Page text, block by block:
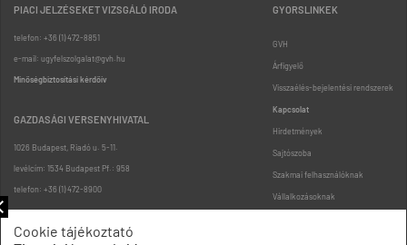
PIACI JELZÉSEKET VIZSGÁLÓ IRODA
telefon: +36 (1) 472-8851
e-mail: ugyfelszolgalat@gvh.hu
Minőségbiztosítási kérdőív
GAZDASÁGI VERSENYHIVATAL
1026 Budapest, Riadó u. 5-11.
levélcím: 1534 Budapest Pf.: 958
telefon: +36 (1) 472-8900
GYORSLINKEK
GVH
Árfigyelő
Visszaélés-bejelentési rendszerek
Kapcsolat
Hirdetmények
Sajtószoba
Szakmai felhasználóknak
Vállalkozásoknak
Cookie tájékoztató